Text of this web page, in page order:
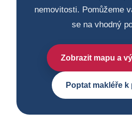
nemovitosti. Pomůžeme
se na vhodný
Zobrazit mapu a
Poptat makléře k